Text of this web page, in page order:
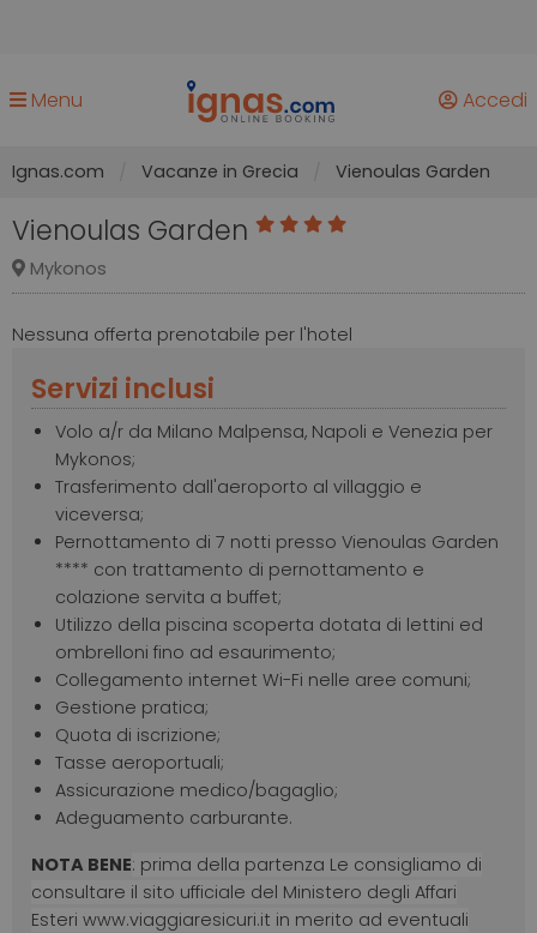
Menu Accedi
Ignas.com Vacanze in Grecia Vienoulas Garden
Vienoulas Garden
Mykonos
Nessuna offerta prenotabile per l'hotel
Servizi inclusi
Volo a/r da Milano Malpensa, Napoli e Venezia per
Mykonos;
Trasferimento dall'aeroporto al villaggio e
viceversa;
Pernottamento di 7 notti presso Vienoulas Garden
**** con trattamento di pernottamento e
colazione servita a buffet;
Utilizzo della piscina scoperta dotata di lettini ed
ombrelloni fino ad esaurimento;
Collegamento internet Wi-Fi nelle aree comuni;
Gestione pratica;
Quota di iscrizione;
Tasse aeroportuali;
Assicurazione medico/bagaglio;
Adeguamento carburante.
NOTA BENE: prima della partenza Le consigliamo di
consultare il sito ufficiale del Ministero degli Affari
Esteri www.viaggiaresicuri.it in merito ad eventuali